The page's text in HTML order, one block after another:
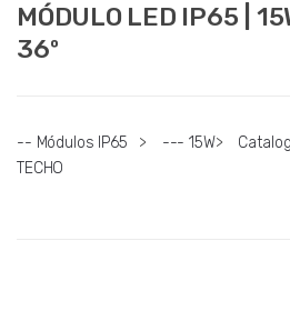
MÓDULO LED IP65 |
36º
-- Módulos IP65 > --- 15W>
TECHO